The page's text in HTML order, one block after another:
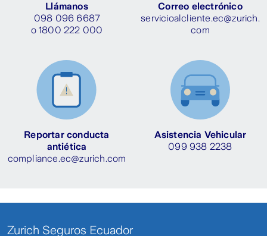
Llámanos
098 096 6687
o 1800 222 000
Correo electrónico
servicioalcliente.ec@zurich.
com
Reportar conducta
antiética
compliance.ec@zurich.com
Asistencia Vehicular
099 938 2238
Zurich Seguros Ecuador